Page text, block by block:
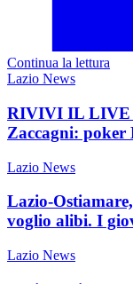
Continua la lettura
Lazio News
RIVIVI IL LIVE
Zaccagni: poker
Lazio News
Lazio-
voglio alibi. I
Lazio News